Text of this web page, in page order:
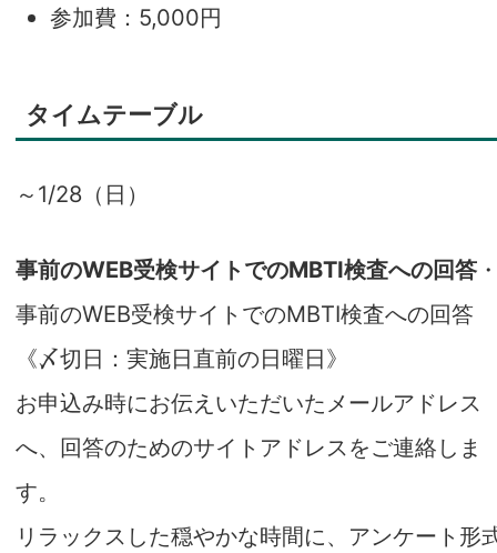
参加費：5,000円
タイムテーブル
～1/28（日）
事前のWEB受検サイトでのMBTI検査への回答
事前のWEB受検サイトでのMBTI検査への回答
《〆切日：実施日直前の日曜日》
お申込み時にお伝えいただいたメールアドレス
へ、回答のためのサイトアドレスをご連絡しま
す。
リラックスした穏やかな時間に、アンケート形